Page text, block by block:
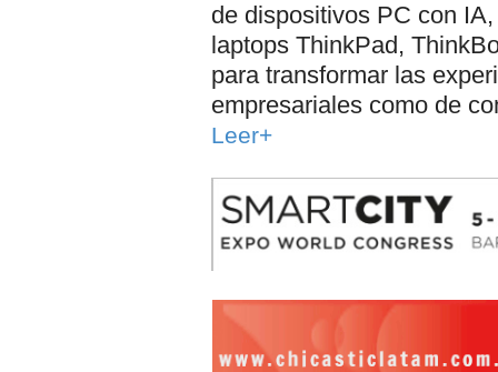
de dispositivos PC con
laptops ThinkPad,
para transformar las
empresariales como de
Leer+